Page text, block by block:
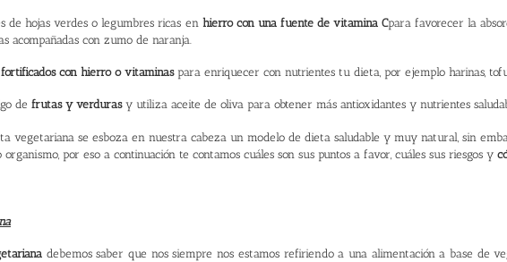
de hojas verdes o legumbres ricas en hierro con una fuente de vitamina Cpara favorecer la
acompañadas con zumo de naranja.
con hierro o vitaminaspara enriquecer con nutrientes tu dieta, por ejemplo harinas,
de frutas y verduras y utiliza aceite de oliva para obtener más antioxidantes y nutrientes
vegetariana se esboza en nuestra cabeza un modelo de dieta saludable y muy natural, sin
por eso a continuación te contamos cuáles son sus puntos a favor, cuáles sus riesgos y
debemos saber que nos siempre nos estamos refiriendo a una alimentación a base de